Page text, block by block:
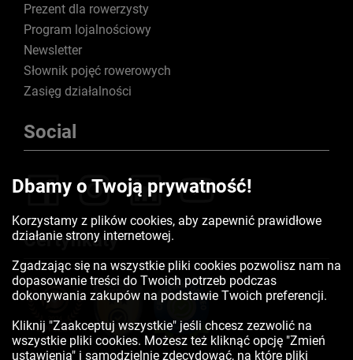
Prezent dla rowerzysty
Program lojalnościowy
Newsletter
Słownik pojęć rowerowych
Zasięg działalności
Social
Certyfikaty
Dbamy o Twoją prywatność!
Korzystamy z plików cookies, aby zapewnić prawidłowe
działanie strony internetowej.
Zgadzając się na wszystkie pliki cookies pozwolisz nam na
dopasowanie treści do Twoich potrzeb podczas
dokonywania zakupów na podstawie Twoich preferencji.
Kliknij "Zaakceptuj wszystkie" jeśli chcesz zezwolić na
wszystkie pliki cookies. Możesz też kliknąć opcję "Zmień
ustawienia" i samodzielnie zdecydować, na które pliki